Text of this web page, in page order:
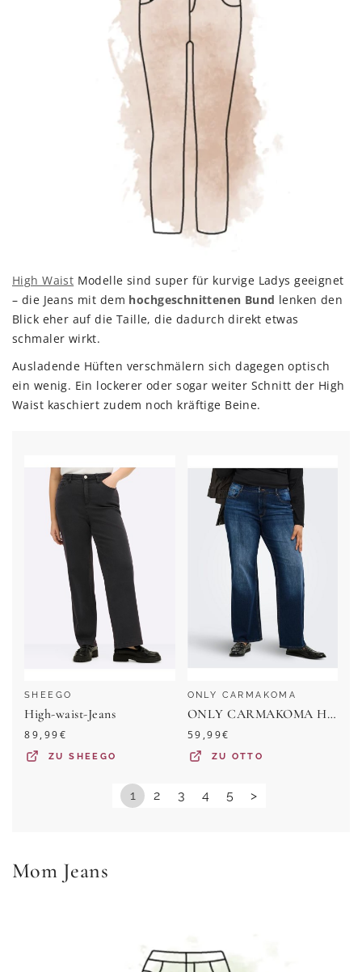
High Waist Modelle sind super für kurvige Ladys geeignet
– die Jeans mit dem hochgeschnittenen Bund lenken den
Blick eher auf die Taille, die dadurch direkt etwas
schmaler wirkt.
Ausladende Hüften verschmälern sich dagegen optisch
ein wenig. Ein lockerer oder sogar weiter Schnitt der High
Waist kaschiert zudem noch kräftige Beine.
SHEEGO
High-waist-Jeans
89,99€
ZUSHEEGO
ONLY CARMAKOMA
ONLY CARMAKOMA High-waist-Jeans CARWILLY HW WIDE DNM TAI081 NOOS Baumwollmischung, High Waist
59,99€
ZU OTTO
1 2 3 4 5 >
Mom Jeans